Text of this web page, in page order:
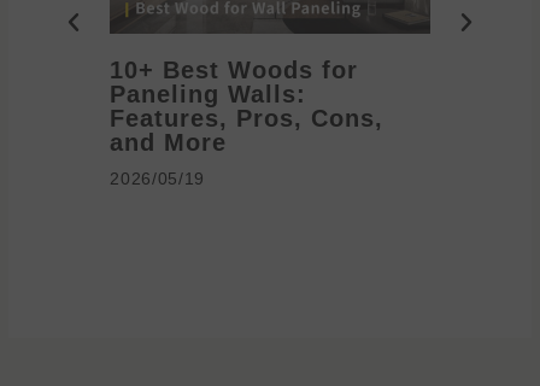
10+ Best Woods for
Paneling Walls:
Features, Pros, Cons,
and More
2026/05/19